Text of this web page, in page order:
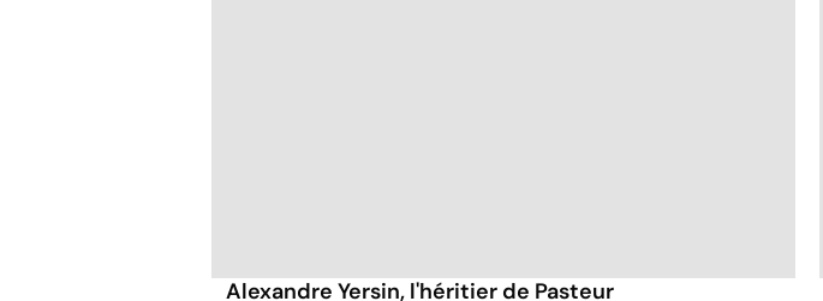
Alexandre Yersin, l'héritier de Pasteur